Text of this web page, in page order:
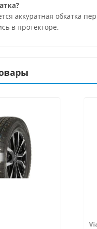
аккуратная обкатка
в протекторе.